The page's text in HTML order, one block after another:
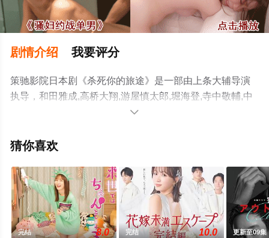
剧情介绍 我要评分
策驰影院日本剧《杀死你的旅途》是一部由上条大辅导演
执导，和田雅成,高桥大翔,游屋慎太郎,堀海登,寺中敬輔,中
林登生,工藤俊作,小泽真珠等演员精彩演绎的日本电视剧，
完整版电视剧全集就上策驰电影网，更多相关信息可移步

猜你喜欢
完结 8.0 完结 10.0 更新至09集